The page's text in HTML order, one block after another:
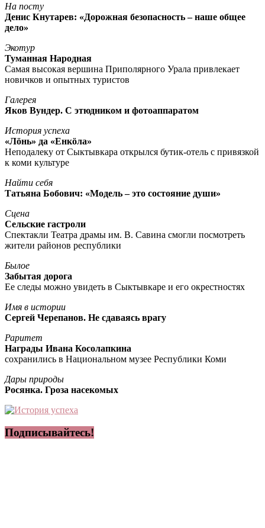
На посту
Денис Кнутарев: «Дорожная безопасность – наше общее
дело»
Экотур
Туманная Народная
Самая высокая вершина Приполярного Урала привлекает
новичков и опытных туристов
Галерея
Яков Вундер. С этюдником и фотоаппаратом
История успеха
«Лöнь» да «Енкöла»
Неподалеку от Сыктывкара открылся бутик-отель с привязкой
к коми культуре
Найти себя
Татьяна Бобович: «Модель – это состояние души»
Сцена
Сельские гастроли
Спектакли Театра драмы им. В. Савина смогли посмотреть
жители районов республики
Былое
Забытая дорога
Ее следы можно увидеть в Сыктывкаре и его окрестностях
Имя в истории
Сергей Черепанов. Не сдаваясь врагу
Раритет
Награды Ивана Косолапкина
сохранились в Национальном музее Республики Коми
Дары природы
Росянка. Гроза насекомых
Подписывайтесь!